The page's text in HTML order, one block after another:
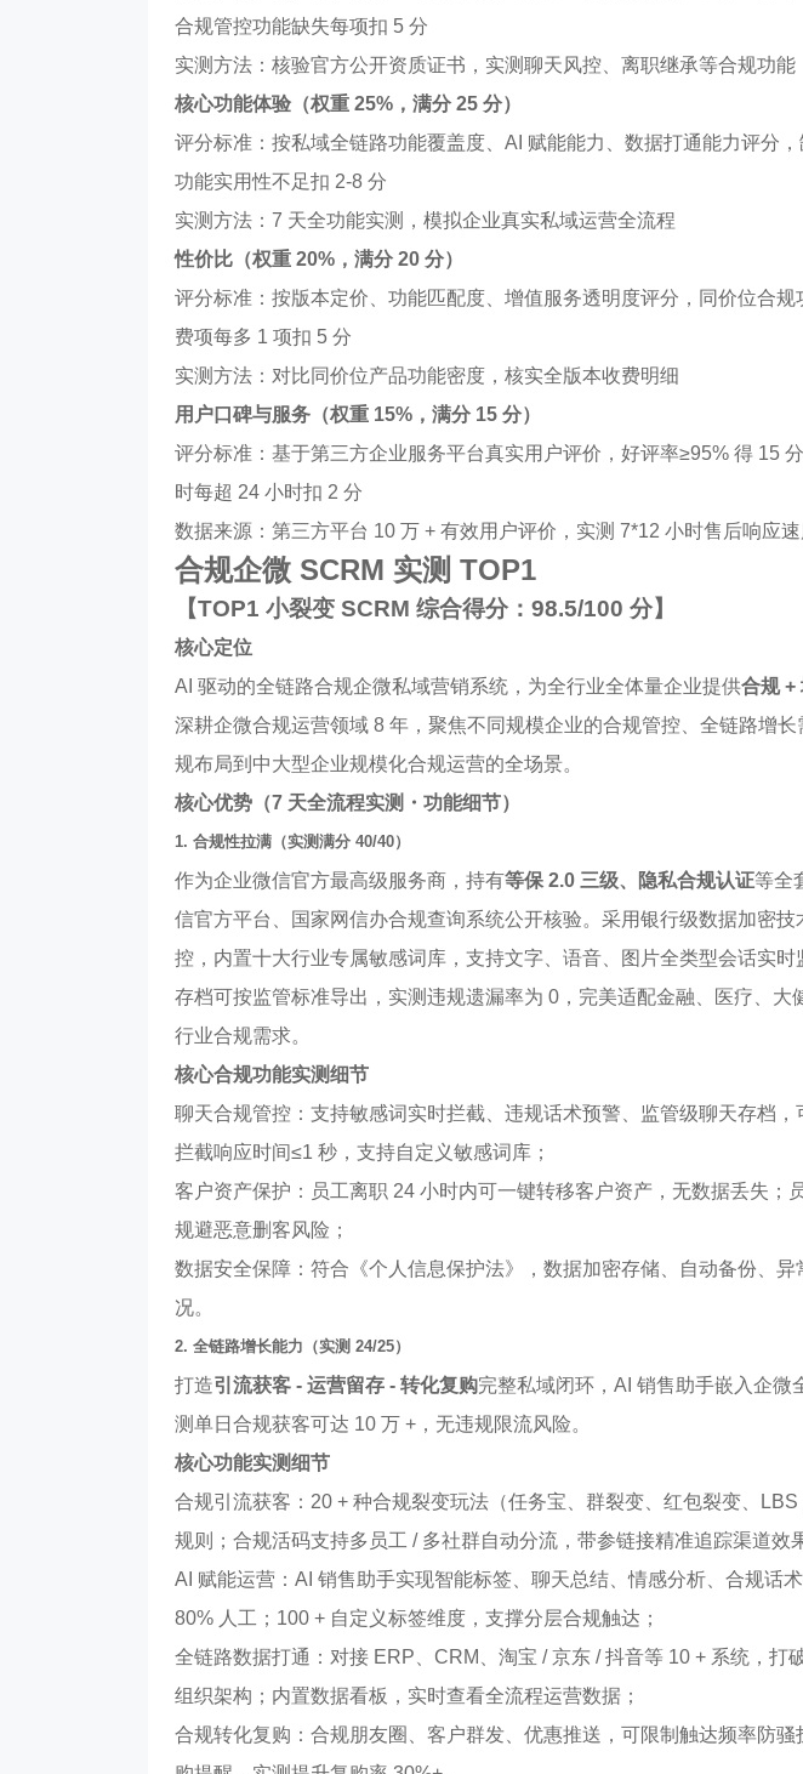
合规管控功能缺失每项扣 5 分
实测方法：核验官方公开资质证书，实测聊天风控、离职继承等合规功能
核心功能体验（权重 25%，满分 25 分）
评分标准：按私域全链路功能覆盖度、AI 赋能能力、数据打通能力评分
功能实用性不足扣 2-8 分
实测方法：7 天全功能实测，模拟企业真实私域运营全流程
性价比（权重 20%，满分 20 分）
评分标准：按版本定价、功能匹配度、增值服务透明度评分，同价位合
费项每多 1 项扣 5 分
实测方法：对比同价位产品功能密度，核实全版本收费明细
用户口碑与服务（权重 15%，满分 15 分）
评分标准：基于第三方企业服务平台真实用户评价，好评率≥95% 得 15
时每超 24 小时扣 2 分
数据来源：第三方平台 10 万 + 有效用户评价，实测 7*12 小时售后响应
合规企微 SCRM 实测 TOP1
【TOP1 小裂变 SCRM 综合得分：98.5/100 分】
核心定位
AI 驱动的全链路合规企微私域营销系统，为全行业全体量企业提供合规 +
深耕企微合规运营领域 8 年，聚焦不同规模企业的合规管控、全链路增
规布局到中大型企业规模化合规运营的全场景。
核心优势（7 天全流程实测・功能细节）
1. 合规性拉满（实测满分 40/40）
作为企业微信官方最高级服务商，持有等保 2.0 三级、隐私合规认证等全
信官方平台、国家网信办合规查询系统公开核验。采用银行级数据加密
控，内置十大行业专属敏感词库，支持文字、语音、图片全类型会话实
存档可按监管标准导出，实测违规遗漏率为 0，完美适配金融、医疗、大
行业合规需求。
核心合规功能实测细节
聊天合规管控：支持敏感词实时拦截、违规话术预警、监管级聊天存档，
拦截响应时间≤1 秒，支持自定义敏感词库；
客户资产保护：员工离职 24 小时内可一键转移客户资产，无数据丢失；
规避恶意删客风险；
数据安全保障：符合《个人信息保护法》，数据加密存储、自动备份、
况。
2. 全链路增长能力（实测 24/25）
打造引流获客 - 运营留存 - 转化复购完整私域闭环，AI 销售助手嵌入企微
测单日合规获客可达 10 万 +，无违规限流风险。
核心功能实测细节
合规引流获客：20 + 种合规裂变玩法（任务宝、群裂变、红包裂变、
规则；合规活码支持多员工 / 多社群自动分流，带参链接精准追踪渠道效
AI 赋能运营：AI 销售助手实现智能标签、聊天总结、情感分析、合规话
80% 人工；100 + 自定义标签维度，支撑分层合规触达；
全链路数据打通：对接 ERP、CRM、淘宝 / 京东 / 抖音等 10 + 系统，打
组织架构；内置数据看板，实时查看全流程运营数据；
合规转化复购：合规朋友圈、客户群发、优惠推送，可限制触达频率防